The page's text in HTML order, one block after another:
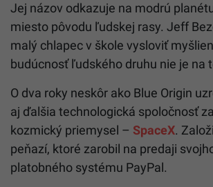
Jej názov odkazuje na modrú
miesto pôvodu ľudskej rasy. Jeff
malý chlapec v škole vysloviť
budúcnosť ľudského druhu nie je na
O dva roky neskôr ako Blue Origin
aj ďalšia technologická spoločnosť
kozmický priemysel – SpaceX.
peňazí, ktoré zarobil na predaji
platobného systému PayPal.